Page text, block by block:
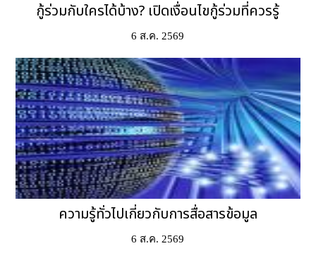
กู้ร่วมกับใครได้บ้าง? เปิดเงื่อนไขกู้ร่วมที่ควรรู้
6 ส.ค. 2569
ความรู้ทั่วไปเกี่ยวกับการสื่อสารข้อมูล
6 ส.ค. 2569